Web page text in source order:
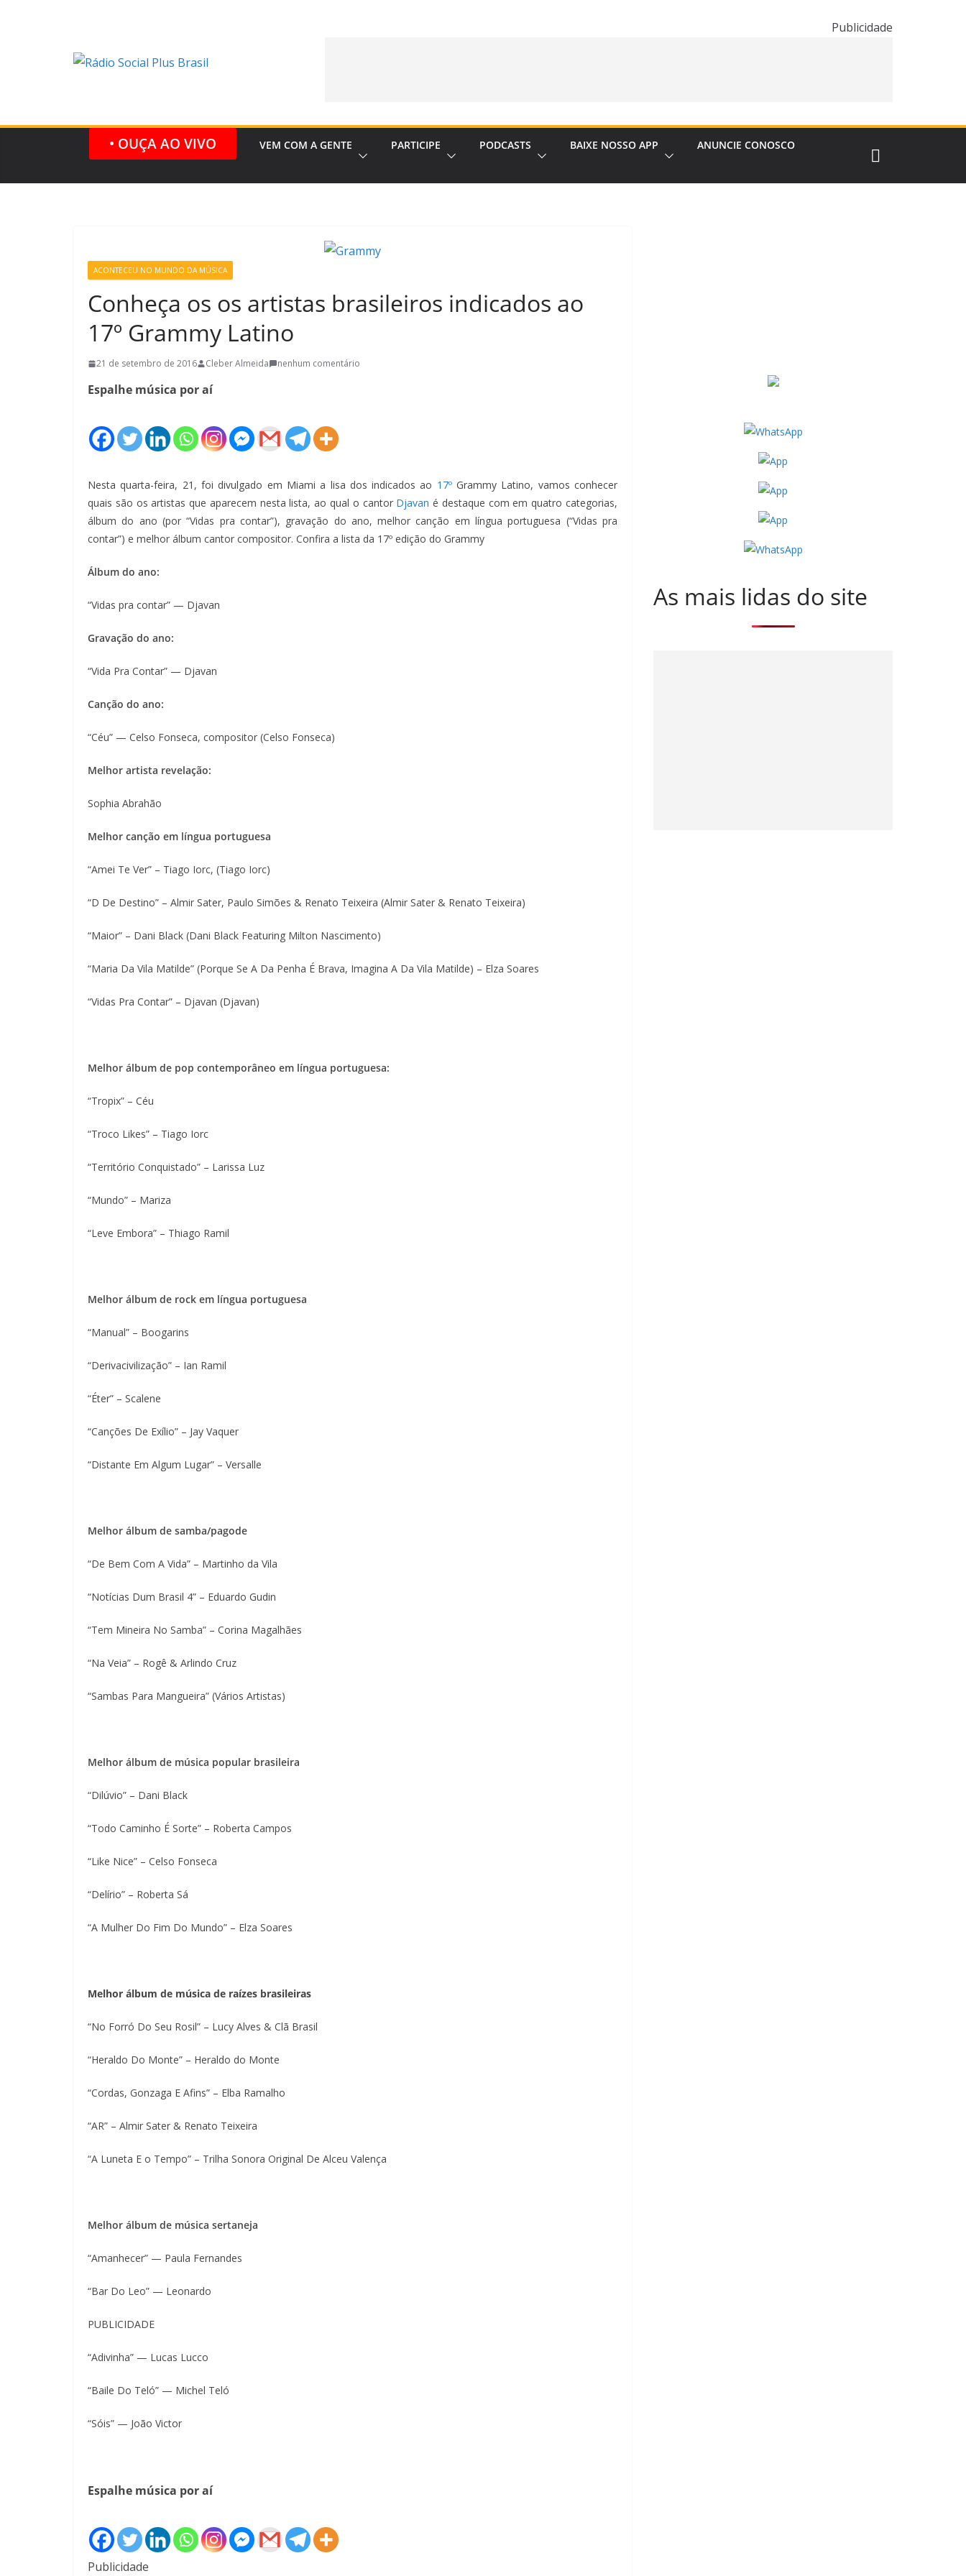
Publicidade
• OUÇA AO VIVO VEM COM A GENTE PARTICIPE PODCASTS BAIXE NOSSO APP ANUNCIE CONOSCO
ACONTECEU NO MUNDO DA MÚSICA
Conheça os os artistas brasileiros indicados ao
17º Grammy Latino
21 de setembro de 2016 Cleber Almeida nenhum comentário
Espalhe música por aí
Nesta quarta-feira, 21, foi divulgado em Miami a lisa dos indicados ao 17ºGrammy Latino, vamos conhecer
quais são os artistas que aparecem nesta lista, ao qual o cantor Djavan é destaque com em quatro categorias,
álbum do ano (por “Vidas pra contar”), gravação do ano, melhor canção em língua portuguesa (“Vidas pra
contar”) e melhor álbum cantor compositor. Confira a lista da 17º edição do Grammy
Álbum do ano:
“Vidas pra contar” — Djavan
Gravação do ano:
“Vida Pra Contar” — Djavan
Canção do ano:
“Céu” — Celso Fonseca, compositor (Celso Fonseca)
Melhor artista revelação:
Sophia Abrahão
Melhor canção em língua portuguesa
“Amei Te Ver” – Tiago Iorc, (Tiago Iorc)
“D De Destino” – Almir Sater, Paulo Simões & Renato Teixeira (Almir Sater & Renato Teixeira)
“Maior” – Dani Black (Dani Black Featuring Milton Nascimento)
“Maria Da Vila Matilde” (Porque Se A Da Penha É Brava, Imagina A Da Vila Matilde) – Elza Soares
“Vidas Pra Contar” – Djavan (Djavan)
Melhor álbum de pop contemporâneo em língua portuguesa:
“Tropix” – Céu
“Troco Likes” – Tiago Iorc
“Território Conquistado” – Larissa Luz
“Mundo” – Mariza
“Leve Embora” – Thiago Ramil
Melhor álbum de rock em língua portuguesa
“Manual” – Boogarins
“Derivacivilização” – Ian Ramil
“Éter” – Scalene
“Canções De Exílio” – Jay Vaquer
“Distante Em Algum Lugar” – Versalle
Melhor álbum de samba/pagode
“De Bem Com A Vida” – Martinho da Vila
“Notícias Dum Brasil 4” – Eduardo Gudin
“Tem Mineira No Samba” – Corina Magalhães
“Na Veia” – Rogê & Arlindo Cruz
“Sambas Para Mangueira” (Vários Artistas)
Melhor álbum de música popular brasileira
“Dilúvio” – Dani Black
“Todo Caminho É Sorte” – Roberta Campos
“Like Nice” – Celso Fonseca
“Delírio” – Roberta Sá
“A Mulher Do Fim Do Mundo” – Elza Soares
Melhor álbum de música de raízes brasileiras
“No Forró Do Seu Rosil” – Lucy Alves & Clã Brasil
“Heraldo Do Monte” – Heraldo do Monte
“Cordas, Gonzaga E Afins” – Elba Ramalho
“AR” – Almir Sater & Renato Teixeira
“A Luneta E o Tempo” – Trilha Sonora Original De Alceu Valença
Melhor álbum de música sertaneja
“Amanhecer” — Paula Fernandes
“Bar Do Leo” — Leonardo
PUBLICIDADE
“Adivinha” — Lucas Lucco
“Baile Do Teló” — Michel Teló
“Sóis” — João Victor
Espalhe música por aí
Publicidade
As mais lidas do site